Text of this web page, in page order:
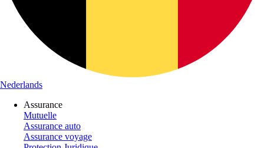
Nederlands
Assurance
Mutuelle
Assurance auto
Assurance voyage